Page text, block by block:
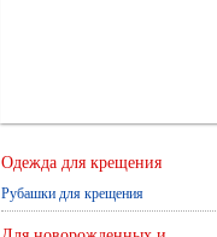
Одежда для крещения
Рубашки для крещения